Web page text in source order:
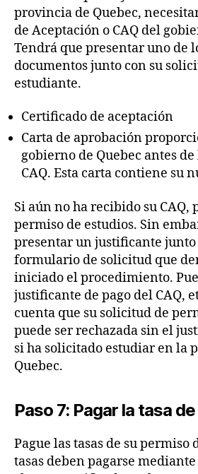
provincia de Quebec,
de Aceptación o CAQ del
Tendrá que presentar uno de
documentos junto con su
estudiante.
Certificado de aceptación
Carta de aprobación
gobierno de Quebec antes
CAQ. Esta carta contiene su
Si aún no ha recibido su CAQ,
permiso de estudios. Sin
presentar un justificante junto
formulario de solicitud que
iniciado el procedimiento.
justificante de pago del CAQ,
cuenta que su solicitud de
puede ser rechazada sin el
si ha solicitado estudiar en la
Quebec.
Paso 7: Pagar la tasa
Pague las tasas de su permiso
tasas deben pagarse